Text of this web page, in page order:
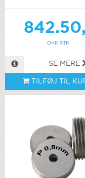
DKK STK
SE MERE
TILFØJ TIL